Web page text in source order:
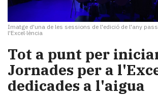
Imatge d'una de les sessions de l'edició de l'any
l'Excel·lència
Tot a punt per
Jornades per a
dedicades a l'aigua